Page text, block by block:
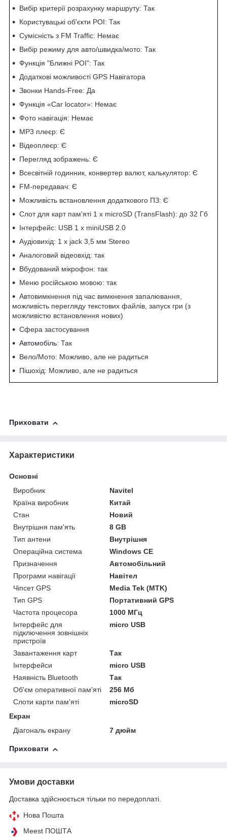
Вибір критерії розрахунку маршруту: Так
Користувацькі об'єкти POI: Так
Сумісність з FM Traffic: Немає
Вибір режиму для авто/швидка/мото: Так
Функція "Ближні POI": Так
Додаткові можливості GPS Навігатора
Звонки Hands-Free: Да
Функція «Car locator»: Немає
Фото навігація: Немає
MP3 плеєр: Є
Відеоплеєр: Є
Перегляд зображень: Є
Всесвітній годинник, конвертер валют, калькулятор: Є
FM-передавач: Є
Можливість встановлення додаткового ПЗ: Є
Слот для карт пам'яті 1 x microSD (TransFlash): до 32 Гб
Інтерфейс: USB 1 x miniUSB 2.0
Аудіовихід: 1 x jack 3,5 мм Stereo
Аналоговий відеовхід: так
Вбудований мікрофон: так
Меню російською мовою: так
Автовимкнення під час вимкнення запалювання,
можливість перегляду текстових файлів, запуск гри (з
можливістю встановлення нових)
Сфера застосування
Автомобіль: Так
Вело/Мото: Можливо, але не радиться
Пішохід: Можливо, але не радиться
Приховати
Характеристики
Основні
Виробник
Navitel
Країна виробник
Китай
Стан
Новий
Внутрішня пам'ять
8 GB
Тип антени
Внутрішня
Операційна система
Windows CE
Призначення
Автомобільний
Програми навігації
Навітел
Чіпсет GPS
Media Tek (MTK)
Тип GPS
Портативний GPS
Частота процесора
1000 МГц
Інтерфейс для
підключення зовнішніх
пристроїв
micro USB
Завантаження карт
Так
Інтерфейси
micro USB
Наявність Bluetooth
Так
Об'єм оперативної пам'яті
256 Мб
Слоти карти пам'яті
microSD
Екран
Діагональ екрану
7 дюйм
Приховати
Умови доставки
Доставка здійснюється тільки по передоплаті.
Нова Пошта
Meest ПОШТА